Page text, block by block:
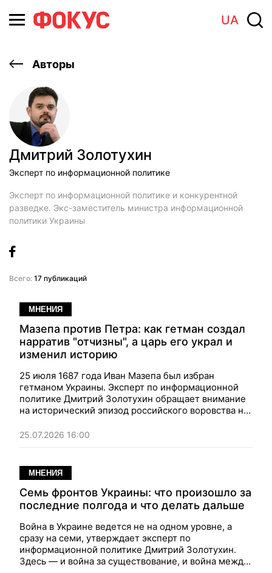
UA
Авторы
Дмитрий Золотухин
Эксперт по информационной политике
Эксперт по информационной политике и конкурентной
разведке. Экс-заместитель министра информационной
политики Украины
Всего: 17 публикаций
МНЕНИЯ
Мазепа против Петра: как гетман создал
нарратив "отчизны", а царь его украл и
изменил историю
25 июля 1687 года Иван Мазепа был избран
гетманом Украины. Эксперт по информационной
политике Дмитрий Золотухин обращает внимание
на исторический эпизод российского воровства на
накануне Полтавской битвы гетман Иван Мазепа
впервые применил термин "отчизна" к Украине — а
ней Российскую империю с помощью другого
украинца
25.07.2026 16:00
МНЕНИЯ
Семь фронтов Украины: что произошло за
последние полгода и что делать дальше
Война в Украине ведется не на одном уровне, а
сразу на семи, утверждает эксперт по
информационной политике Дмитрий Золотухин.
Здесь — и война за существование, и война между